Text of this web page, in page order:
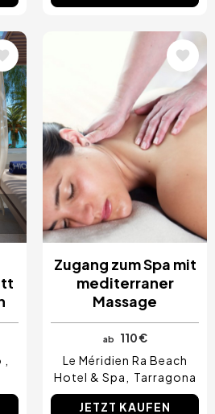
Zugang zum Spa mit
mediterraner
Massage
ab
110 €
Le Méridien Ra Beach
Hotel & Spa
Tarragona
JETZT KAUFEN